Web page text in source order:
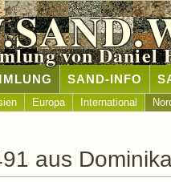
von Daniel
SAND-INFO
Europa International
aus